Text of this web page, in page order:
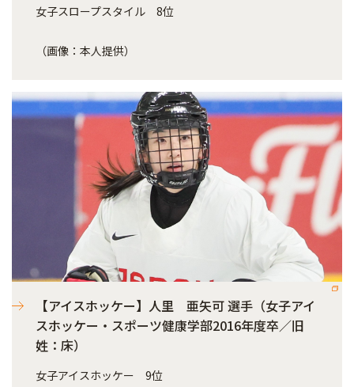
女子スロープスタイル 8位
（画像：本人提供）
【アイスホッケー】人里 亜矢可 選手（女子アイ
スホッケー・スポーツ健康学部2016年度卒／旧
姓：床）
女子アイスホッケー 9位